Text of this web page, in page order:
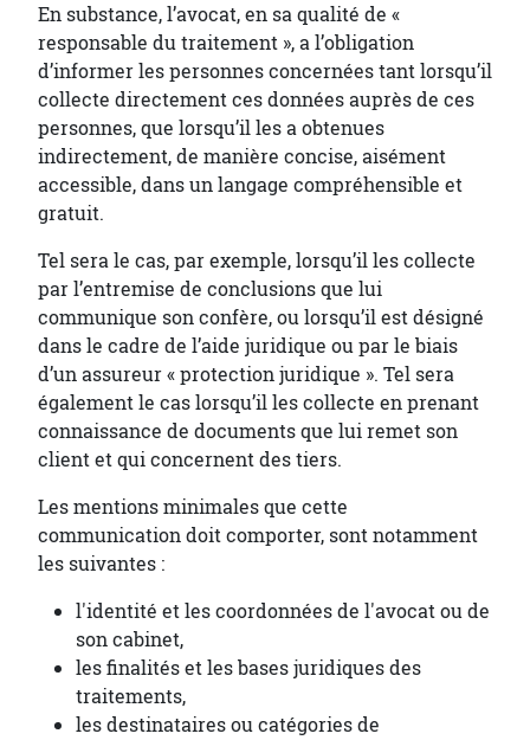
En substance, l’avocat, en sa qualité de «
responsable du traitement », a l’obligation
d’informer les personnes concernées tant lorsqu’il
collecte directement ces données auprès de ces
personnes, que lorsqu’il les a obtenues
indirectement, de manière concise, aisément
accessible, dans un langage compréhensible et
gratuit.
Tel sera le cas, par exemple, lorsqu’il les collecte
par l’entremise de conclusions que lui
communique son confère, ou lorsqu’il est désigné
dans le cadre de l’aide juridique ou par le biais
d’un assureur « protection juridique ». Tel sera
également le cas lorsqu’il les collecte en prenant
connaissance de documents que lui remet son
client et qui concernent des tiers.
Les mentions minimales que cette
communication doit comporter, sont notamment
les suivantes :
l'identité et les coordonnées de l'avocat ou de
son cabinet,
les finalités et les bases juridiques des
traitements,
les destinataires ou catégories de